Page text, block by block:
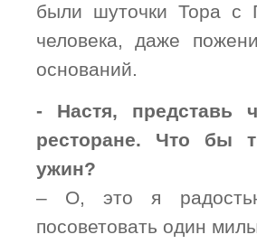
были шуточки Тора с
человека, даже
оснований.
- Настя, представь
ресторане. Что бы
ужин?
– О, это я
посоветовать один